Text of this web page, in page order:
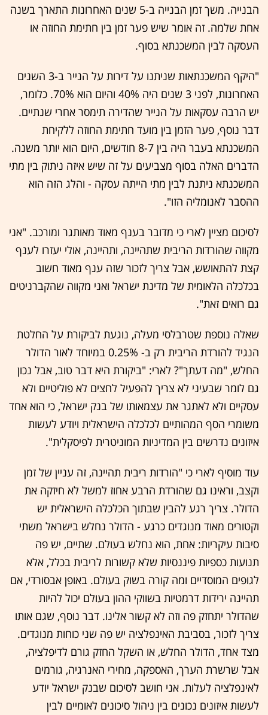
הבנייה. משך זמן הבנייה ב-5 שנים האחרונות התארך בשנה
אחת שלמה. זה אומר שיש פער זמן בין חתימת החוזה או
העסקה לבין המשכנתא בסוף.
"היקף המשכנתאות שניתנו על דירות על הנייר ב-3 השנים
האחרונות, לפני 3 שנים היה 40% והיום הוא 70%. כלומר,
יש הרבה עסקאות על הנייר שהדירה תימסר אחרי שנתיים.
דבר נוסף, פער הזמן בין מועד חתימת החוזה ללקיחת
המשכנתא בעבר היה בין 8-7 חודשים, היום הוא יותר משנה.
הדברים האלה בסוף מצביעים על זה שיש איזה ניתוק בין מתי
המשכנתא ניתנת לבין מתי הייתה עסקה - והלג הזה הוא
ההסבר לאנומליה הזו".
לסיכום מציין לארי כי מדובר בענף מאוד מאותגר ומורכב. "אני
מקווה שהורדות הריבית שתהיינה, ותהיינה, אולי יעזרו לענף
קצת להתאושש, אבל צריך לזכור שזה ענף מאוד חשוב
בכלכלה הלאומית של מדינת ישראל ואני מקווה שהקברניטים
גם רואים זאת".
שאלה נוספת שטרבלסי מעלה, נוגעת לביקורת על החלטת
הנגיד להורדת הריבית רק ב- 0.25% במיוחד לאור הדולר
החלש, "מה דעתך"? לארי: "ביקורת היא דבר טוב, אבל נכון
גם לומר שבעיני לא צריך להפעיל לחצים לא פוליטיים ולא
עסקיים ולא לאתגר את עצמאותו של בנק ישראל, כי הוא אחד
משומרי הסף המהותיים לכלכלה הישראלית ויודע לעשות
איזונים נדרשים בין המדיניות המוניטרית לפיסקלית".
עוד מוסיף לארי כי "הורדות ריבית תהיינה, זה עניין של זמן
וקצב, וראינו גם שהורדת הרבע אחוז למשל לא חיזקה את
הדולר. צריך רגע להבין שבתוך הכלכלה הישראלית יש
וקטורים מאוד מנוגדים כרגע - הדולר נחלש בישראל משתי
סיבות עיקריות: אחת, הוא נחלש בעולם. שתיים, יש פה
תנועות כספיות פיננסיות שלא קשורות לריבית בכלל, אלא
לגופים המוסדיים ומה קורה בשוק בעולם. באופן אבסורדי, אם
תהיינה ירידות דרמטיות בשווקי ההון בעולם יכול להיות
שהדולר יתחזק פה וזה לא קשור אלינו. דבר נוסף, שגם אותו
צריך לזכור, בסביבת האינפלציה יש פה שני כוחות מנוגדים.
מצד אחד, הדולר החלש, או השקל החזק גורם לדיפלציה,
אבל שרשרת הערך, האספקה, מחירי האנרגיה, גורמים
לאינפלציה לעלות. אני חושב לסיכום שבנק ישראל יודע
לעשות איזונים נכונים בין ניהול סיכונים לאומיים לבין